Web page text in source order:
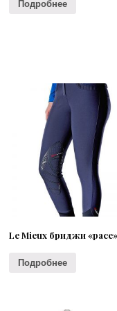
Подробнее
Le Mieux бриджи
Подробнее